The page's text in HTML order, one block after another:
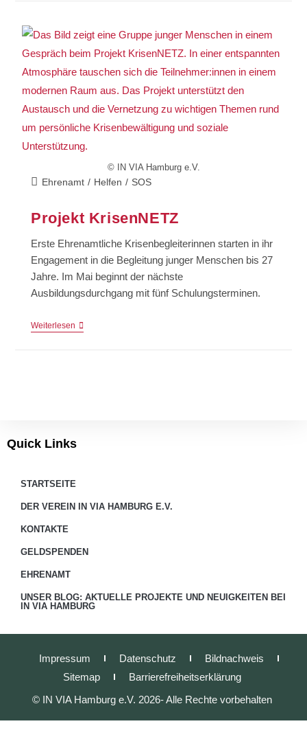
© IN VIA Hamburg e.V.
Ehrenamt / Helfen / SOS
Projekt KrisenNETZ
Erste Ehrenamtliche Krisenbegleiterinnen starten in ihr
Engagement in die Begleitung junger Menschen bis 27
Jahre. Im Mai beginnt der nächste
Ausbildungsdurchgang mit fünf Schulungsterminen.
Weiterlesen
Quick Links
STARTSEITE
DER VEREIN IN VIA HAMBURG E.V.
KONTAKTE
GELDSPENDEN
EHRENAMT
UNSER BLOG: AKTUELLE PROJEKTE UND NEUIGKEITEN BEI
IN VIA HAMBURG
Impressum Datenschutz
Bildnachweis
Sitemap
Barrierefreiheitserklärung
© IN VIA Hamburg e.V. 2026- Alle Rechte vorbehalten